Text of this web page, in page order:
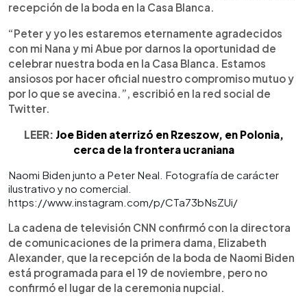
recepción de la boda en la Casa Blanca.
“Peter y yo les estaremos eternamente agradecidos
con mi Nana y mi Abue por darnos la oportunidad de
celebrar nuestra boda en la Casa Blanca. Estamos
ansiosos por hacer oficial nuestro compromiso mutuo y
por lo que se avecina.”, escribió en la red social de
Twitter.
LEER: Joe Biden aterrizó en Rzeszow, en Polonia,
cerca de la frontera ucraniana
Naomi Biden junto a Peter Neal. Fotografía de carácter
ilustrativo y no comercial.
https://www.instagram.com/p/CTa73bNsZUi/
La cadena de televisión CNN confirmó con la directora
de comunicaciones de la primera dama, Elizabeth
Alexander, que la recepción de la boda de Naomi Biden
está programada para el 19 de noviembre, pero no
confirmó el lugar de la ceremonia nupcial.